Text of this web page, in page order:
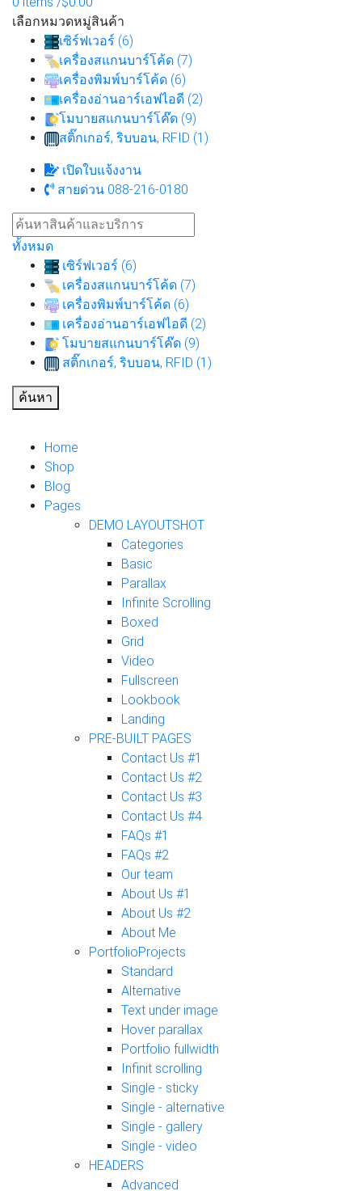
เลือกหมวดหมู่สินค้า
เซิร์ฟเวอร์ (6)
เครื่องสแกนบาร์โค้ด (7)
เครื่องพิมพ์บาร์โค้ด (6)
เครื่องอ่านอาร์เอฟไอดี (2)
โมบายสแกนบาร์โค๊ด (9)
สติ๊กเกอร์, ริบบอน, RFID (1)
เปิดใบแจ้งงาน
สายด่วน 088-216-0180
ทั้งหมด
เซิร์ฟเวอร์ (6)
เครื่องสแกนบาร์โค้ด (7)
เครื่องพิมพ์บาร์โค้ด (6)
เครื่องอ่านอาร์เอฟไอดี (2)
โมบายสแกนบาร์โค๊ด (9)
สติ๊กเกอร์, ริบบอน, RFID (1)
ค้นหา
Home
Shop
Blog
Pages
DEMO LAYOUTSHOT
Categories
Basic
Parallax
Infinite Scrolling
Boxed
Grid
Video
Fullscreen
Lookbook
Landing
PRE-BUILT PAGES
Contact Us #1
Contact Us #2
Contact Us #3
Contact Us #4
FAQs #1
FAQs #2
Our team
About Us #1
About Us #2
About Me
PortfolioProjects
Standard
Alternative
Text under image
Hover parallax
Portfolio fullwidth
Infinit scrolling
Single - sticky
Single - alternative
Single - gallery
Single - video
HEADERS
Advanced